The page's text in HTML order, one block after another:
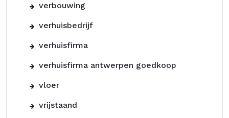
verbouwing
verhuisbedrijf
verhuisfirma
verhuisfirma antwerpen goedkoop
vloer
vrijstaand